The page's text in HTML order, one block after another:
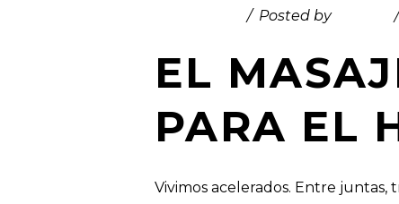
Posted by
EL
PARA EL
Vivimos acelerados. Entre juntas,